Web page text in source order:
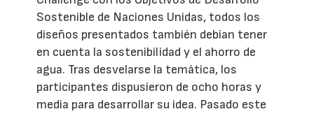
Sostenible de Naciones Unidas, todos los
diseños presentados también debían tener
en cuenta la sostenibilidad y el ahorro de
agua. Tras desvelarse la temática, los
participantes dispusieron de ocho horas y
media para desarrollar su idea. Pasado este